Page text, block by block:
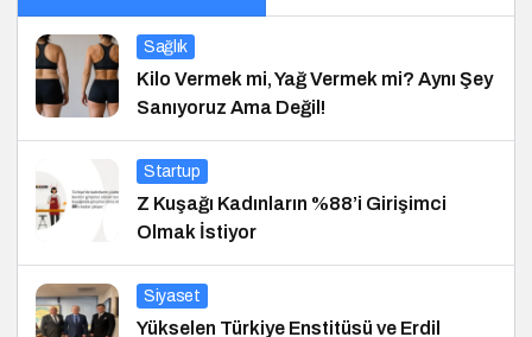
Sağlık
Kilo Vermek mi, Yağ Vermek mi? Aynı Şey
Sanıyoruz Ama Değil!
Startup
Z Kuşağı Kadınların %88’i Girişimci
Olmak İstiyor
Siyaset
Yükselen Türkiye Enstitüsü ve Erdil